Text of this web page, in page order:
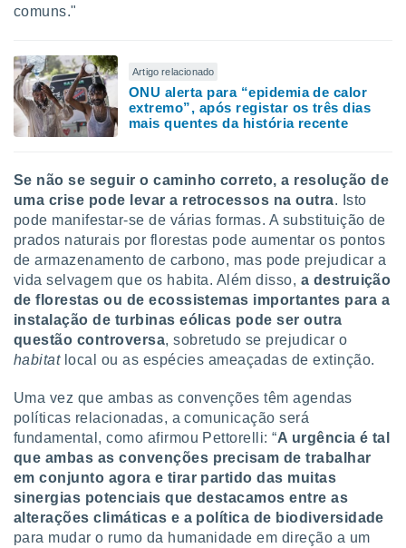
comuns."
Artigo relacionado
ONU alerta para “epidemia de calor
extremo”, após registar os três dias
mais quentes da história recente
Se não se seguir o caminho correto, a resolução de
uma crise pode levar a retrocessos na outra. Isto
pode manifestar-se de várias formas. A substituição de
prados naturais por florestas pode aumentar os pontos
de armazenamento de carbono, mas pode prejudicar a
vida selvagem que os habita. Além disso, a destruição
de florestas ou de ecossistemas importantes para a
instalação de turbinas eólicas pode ser outra
questão controversa, sobretudo se prejudicar o
habitatlocal ou as espécies ameaçadas de extinção.
Uma vez que ambas as convenções têm agendas
políticas relacionadas, a comunicação será
fundamental, como afirmou Pettorelli: “A urgência é tal
que ambas as convenções precisam de trabalhar
em conjunto agora e tirar partido das muitas
sinergias potenciais que destacamos entre as
alterações climáticas e a política de biodiversidade
para mudar o rumo da humanidade em direção a um